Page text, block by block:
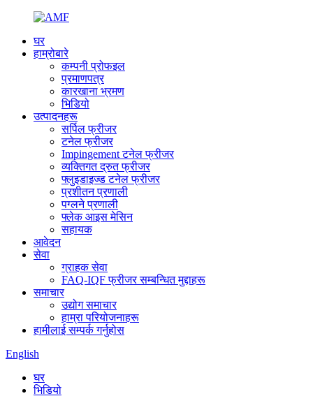
घर
हाम्रोबारे
कम्पनी प्रोफइल
प्रमाणपत्र
कारखाना भ्रमण
भिडियो
उत्पादनहरू
सर्पिल फ्रीजर
टनेल फ्रीजर
Impingement टनेल फ्रीजर
व्यक्तिगत द्रुत फ्रीजर
फ्लुइडाइज्ड टनेल फ्रीजर
प्रशीतन प्रणाली
पग्लने प्रणाली
फ्लेक आइस मेसिन
सहायक
आवेदन
सेवा
ग्राहक सेवा
FAQ-IQF फ्रीजर सम्बन्धित मुद्दाहरू
समाचार
उद्योग समाचार
हाम्रा परियोजनाहरू
हामीलाई सम्पर्क गर्नुहोस
English
घर
भिडियो